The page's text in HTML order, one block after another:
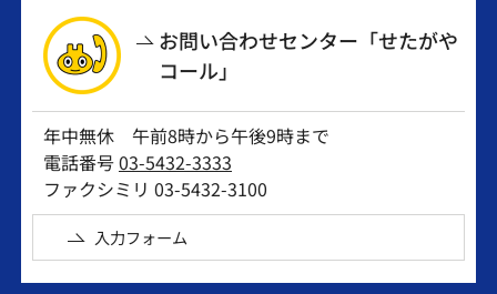
お問い合わせセンター「せたがや
コール」
年中無休 午前8時から午後9時まで
電話番号03-5432-3333
ファクシミリ 03-5432-3100
入力フォーム